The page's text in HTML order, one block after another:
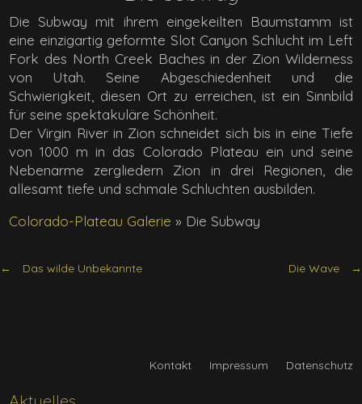
Die Subway mit ihrem eingekeilten Baumstamm ist
eine einzigartig geformte Slot Canyon Schlucht im Left
Fork des North Creek Baches in der Zion Wilderness
von Utah. Seine Abgeschiedenheit und die
Schwierigkeit, diesen Ort zu erreichen, ist ein Sinnbild
für seine spektakuläre Schönheit.
Der Virgin River in Zion schneidet sich bis in eine Tiefe
von 1000 m in das Colorado Plateau ein und seine
Nebenarme zergliedern Zion in drei Regionen, die
allesamt tiefe und schmale Schluchten ausbilden.
Colorado-Plateau Galerie » Die Subway
Das wilde Unbekannte Die Wave
Aktuelles
Kontakt Impressum Datenschutz